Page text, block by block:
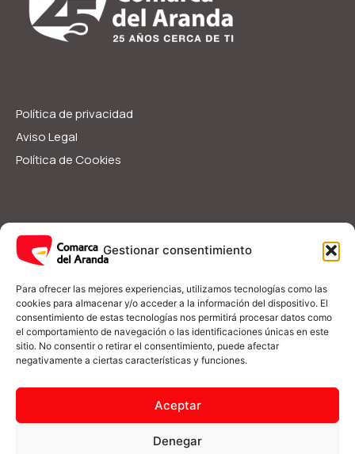
Gestionar consentimiento
Para ofrecer las mejores experiencias, utilizamos tecnologías como las
cookies para almacenar y/o acceder a la información del dispositivo. El
consentimiento de estas tecnologías nos permitirá procesar datos como
el comportamiento de navegación o las identificaciones únicas en este
sitio. No consentir o retirar el consentimiento, puede afectar
negativamente a ciertas características y funciones.
Aceptar
Denegar
Política de privacidad
Aviso Legal
Política de Cookies
Servicios Sociales
Ayudas y Subvenciones
Guía Rápida
I
n
s
t
a
g
r
a
F
a
c
e
b
o
o
(+34) 976 548 090
informacion@comarcadelaranda.com
Plaza del Castillo s/n 50250 Illueca, Zaragoza